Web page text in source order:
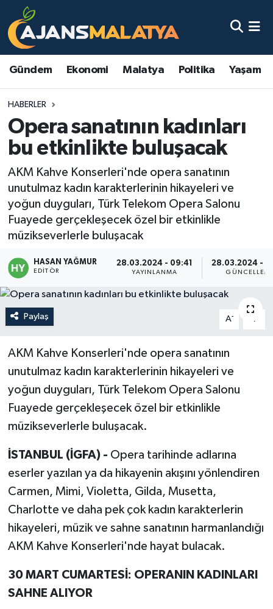
Gündem Ekonomi Malatya Politika Yaşam
HABERLER
Opera sanatının kadınları
bu etkinlikte buluşacak
AKM Kahve Konserleri'nde opera sanatının
unutulmaz kadın karakterlerinin hikayeleri ve
yoğun duyguları, Türk Telekom Opera Salonu
Fuayede gerçekleşecek özel bir etkinlikle
müzikseverlerle buluşacak
HASAN YAĞMUR
EDITÖR
28.03.2024 - 09:41
YAYINLANMA
28.03.2024 -
Paylaş A- A
AKM Kahve Konserleri'nde opera sanatının
unutulmaz kadın karakterlerinin hikayeleri ve
yoğun duyguları, Türk Telekom Opera Salonu
Fuayede gerçekleşecek özel bir etkinlikle
müzikseverlerle buluşacak.
İSTANBUL (İGFA) - Opera tarihinde adlarına
eserler yazılan ya da hikayenin akışını yönlendiren
Carmen, Mimi, Violetta, Gilda, Musetta,
Charlotte ve daha pek çok kadın karakterlerin
hikayeleri, müzik ve sahne sanatının harmanlandığı
AKM Kahve Konserleri'nde hayat bulacak.
30 MART CUMARTESİ: OPERANIN KADINLARI
SAHNE ALIYOR
Asayiş
Eğitim
Ekonomi
Gündem
Kadın
Kültür & Sanat
Magazin
Politika
Sağlık
Spor
Teknoloji
Malatya Nöbetçi Eczaneler
Malatya Namaz Vakitleri
Malatya Trafik Yoğunluk Haritası
TFF 3.Lig 2.Grup Puan Durumu ve Fikstür
Tüm Manşetler
Son Dakika Haberleri
Haber Arşivi